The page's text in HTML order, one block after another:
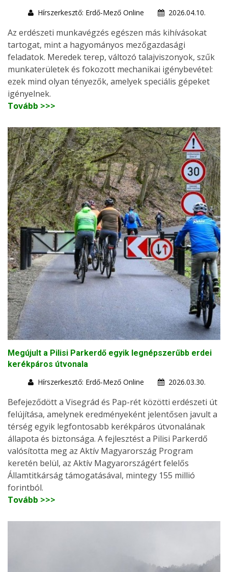
Hírszerkesztő: Erdő-Mező Online
2026.04.10.
Az erdészeti munkavégzés egészen más kihívásokat
tartogat, mint a hagyományos mezőgazdasági
feladatok. Meredek terep, változó talajviszonyok, szűk
munkaterületek és fokozott mechanikai igénybevétel:
ezek mind olyan tényezők, amelyek speciális gépeket
igényelnek.
Tovább >>>
Megújult a Pilisi Parkerdő egyik legnépszerűbb erdei
kerékpáros útvonala
Hírszerkesztő: Erdő-Mező Online
2026.03.30.
Befejeződött a Visegrád és Pap-rét közötti erdészeti út
felújítása, amelynek eredményeként jelentősen javult a
térség egyik legfontosabb kerékpáros útvonalának
állapota és biztonsága. A fejlesztést a Pilisi Parkerdő
valósította meg az Aktív Magyarország Program
keretén belül, az Aktív Magyarországért felelős
Államtitkárság támogatásával, mintegy 155 millió
forintból.
Tovább >>>